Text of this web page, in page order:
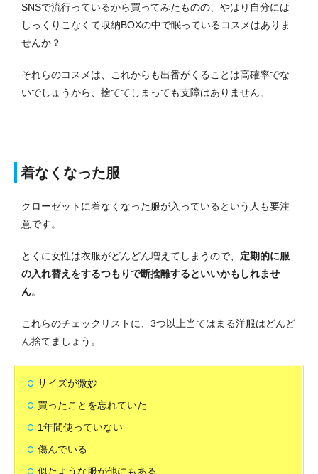
SNSで流行っているから買ってみたものの、やはり自分には
しっくりこなくて収納BOXの中で眠っているコスメはありま
せんか？
それらのコスメは、これからも出番がくることは高確率でな
いでしょうから、捨ててしまっても支障はありません。
着なくなった服
クローゼットに着なくなった服が入っているという人も要注
意です。
とくに女性は衣服がどんどん増えてしまうので、 定期的に服
の入れ替えをするつもりで断捨離するといいかもしれませ
ん。
これらのチェックリストに、3つ以上当てはまる洋服はどんど
ん捨てましょう。
サイズが微妙
買ったことを忘れていた
1年間使っていない
傷んでいる
似たような服が他にもある